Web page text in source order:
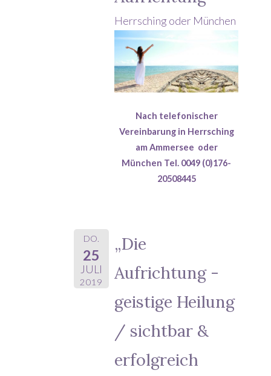
Herrsching oder München
Nach telefonischer
Vereinbarung in Herrsching
am Ammersee oder
München Tel. 0049 (0)176-
20508445
DO.
25
JULI
2019
„Die
Aufrichtung -
geistige Heilung
/ sichtbar &
erfolgreich